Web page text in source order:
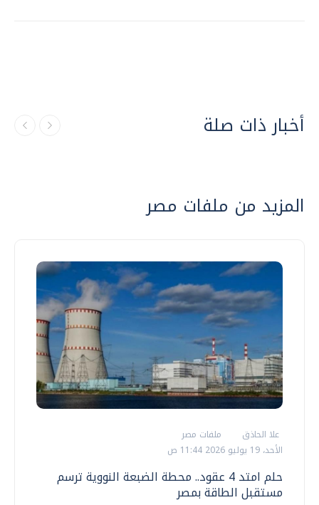
أخبار ذات صلة
المزيد من ملفات مصر
علا الحاذق
ملفات مصر
الأحد، 19 يوليو 2026 11:44 ص
حلم امتد 4 عقود.. محطة الضبعة النووية ترسم
مستقبل الطاقة بمصر